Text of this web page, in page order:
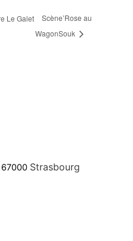
Le Galet
Scène’Rose au
WagonSouk
67000 Strasbourg